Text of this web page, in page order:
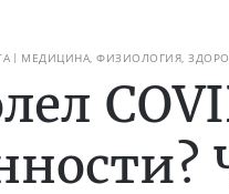
МЕДИЦИНА, ФИЗИОЛОГИЯ,